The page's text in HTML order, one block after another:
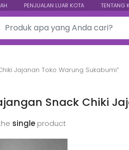
PENJUALAN LUAR KOTA TENTANG
for:
Jajanan Toko Warung Sukabumi”
Snack Chiki
single product